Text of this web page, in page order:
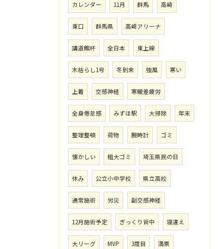
カレンダー 11月 群馬 高崎
東口 群馬県 高崎アリーナ
講道館杯 全日本 東上線
木枯らし1号 冬到来 強風 寒い
上着 交感神経 寒暖差疲労
全身倦怠感 みずほ駅 大掃除 年末
整理整頓 荷物 腕時計 ゴミ
懐かしい 粗大ゴミ 埼玉県民の日
休み 公立小中学校 県立高校
通常施術 労災 副交感神経
12月施術予定 ぎっくり背中 寝違え
大リーグ MVP 3度目 満票